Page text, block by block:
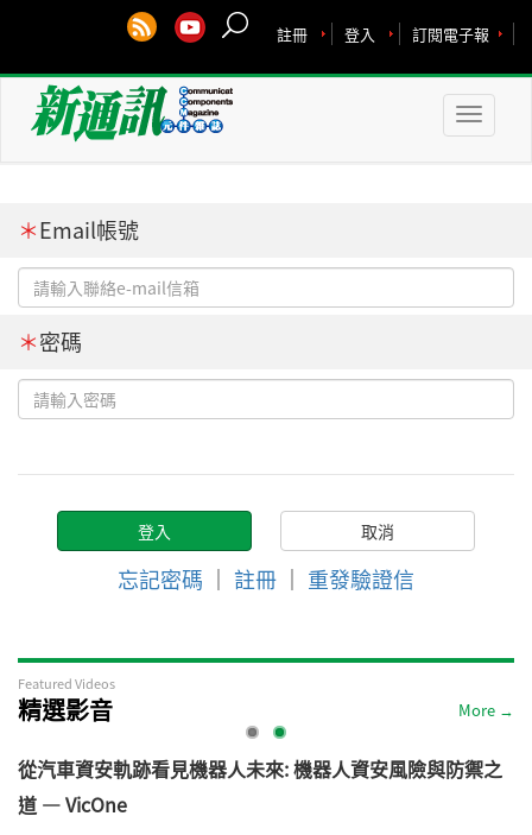
訂閱電子報
登入
註冊
Toggle
＊Email帳號
＊密碼
忘記密碼 ｜ 註冊 ｜ 重發驗證信
Featured Videos
精選影音 More →
從汽車資安軌跡看見機器人未來: 機器人資安風險與防禦之
道 — VicOne